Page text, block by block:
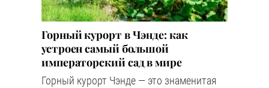
Горный курорт в Чэнде: как
устроен самый большой
императорский сад в мире
Горный курорт Чэнде — это знаменитая